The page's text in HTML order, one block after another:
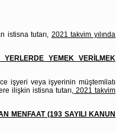
istisna tutarı, 2021 takvim yılında
YEMEK VERİLMEK
işyeri veya işyerinin müştemilatı
ilişkin istisna tutarı, 2021 takvim
MENFAAT (193 SAYILI KANUN